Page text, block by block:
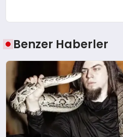
Benzer Haberler